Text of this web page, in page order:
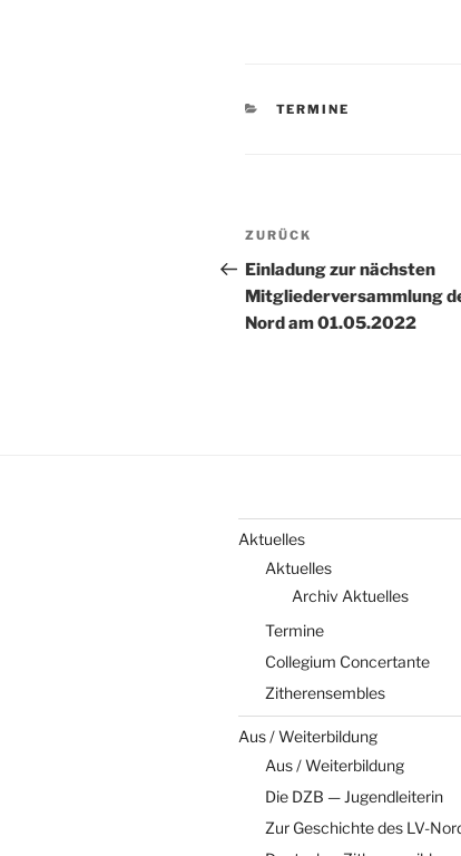
KATEGORIEN
TERMINE
Vorheriger
Beitrag
ZURÜCK
Einladung zur nächsten
Mitgliederversammlung
Nord am 01.05.2022
Aktuelles
Aktuelles
Archiv Aktuelles
Termine
Collegium Concertante
Zitherensembles
Aus / Weiterbildung
Aus / Weiterbildung
Die DZB — Jugendleiterin
Zur Geschichte des LV-